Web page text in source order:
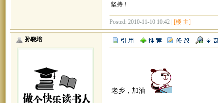
坚持！
Posted: 2010-11-10 10:42 | [楼 主]
孙晓培
老乡，加油